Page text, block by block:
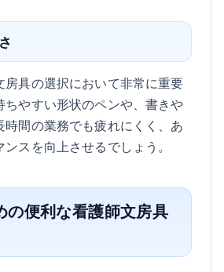
房具の選択において非常に重要
ちやすい形状のペンや、書きや
間の業務でも疲れにくく、あ
スを向上させるでしょう。
の便利な看護師文房具